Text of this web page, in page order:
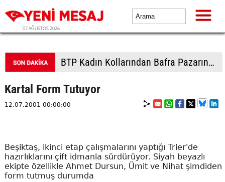
07 AĞUSTOS 2026
Türkiye, Suudi Arabistan ve Pakistan üçlü savunma anlaşması imzalayacak
Kartal Form Tutuyor
12.07.2001 00:00:00
Beşiktaş, ikinci etap çalışmalarını yaptığı Trier'de
hazırlıklarını çift idmanla sürdürüyor. Siyah beyazlı
ekipte özellikle Ahmet Dursun, Ümit ve Nihat şimdiden
form tutmuş durumda